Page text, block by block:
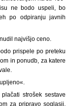
ne bodo uspeli, bo
po odpiranju javnih
najvišjo ceno.
prispele po preteku
in ponudb, za katere
strošek sestave
za pripravo soglasij,